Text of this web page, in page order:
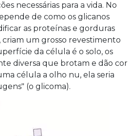
necessárias para a vida. No
de como os glicanos
as proteínas e gorduras
um grosso revestimento
da célula é o solo, os
diversa que brotam e dão cor
célula a olho nu, ela seria
(o glicoma).